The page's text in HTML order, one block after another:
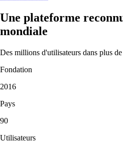
Une plateforme
mondiale
Des millions d'utilisateurs dans plus
Fondation
2016
Pays
90
Utilisateurs